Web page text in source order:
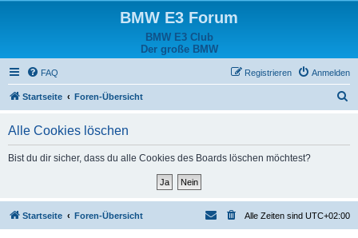
BMW E3 Forum
BMW E3 Club
Der große BMW
FAQ Anmelden
Registrieren
Startseite Foren-Übersicht
Alle Cookies löschen
Bist du dir sicher, dass du alle Cookies des Boards löschen möchtest?
Startseite Foren-Übersicht Alle Zeiten sind UTC+02:00